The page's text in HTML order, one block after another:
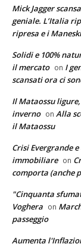
Mick Jagger
geniale. L’Italia
ripresa e i
Solidi e 100%
il mercato on I
scansati ora ci
Il Mataossu
inverno on Alla
il Mataossu
Crisi Evergrande
immobiliare on
comporta (anche
"Cinquanta
Voghera on
passeggio
Aumenta